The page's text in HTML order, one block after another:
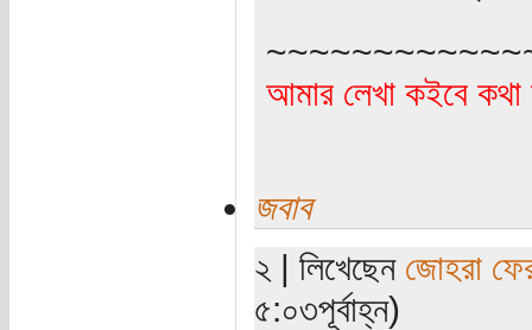
আমার লেখা কইবে
জবাব
২ | লিখেছেন জোহরা
৫:০৩পূর্বাহ্ন)